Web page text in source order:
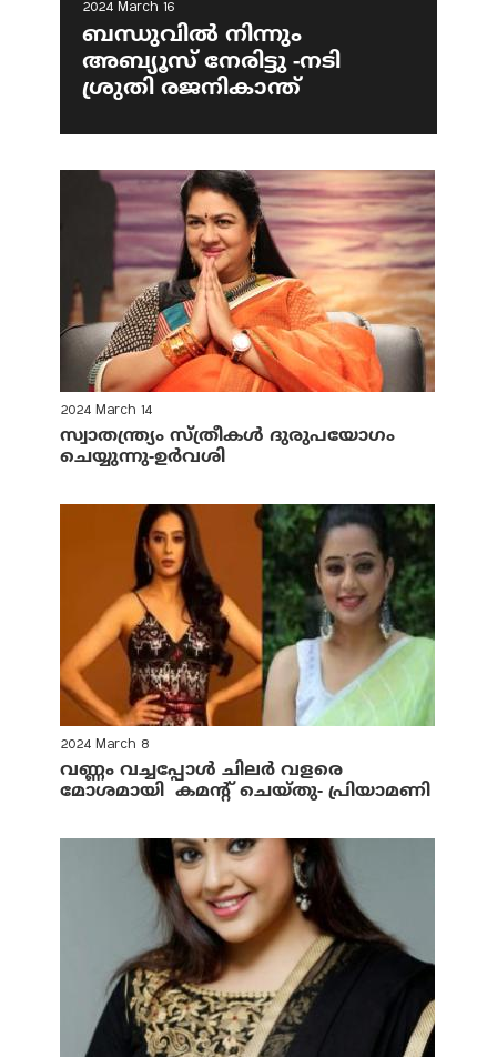
2024 March 16
ബന്ധുവില്‍ നിന്നും
അബ്യൂസ് നേരിട്ടു -നടി
ശ്രുതി രജനികാന്ത്
2024 March 14
സ്വാതന്ത്ര്യം സ്ത്രീകള്‍ ദുരുപയോഗം
ചെയ്യുന്നു-ഉര്‍വശി
2024 March 8
വണ്ണം വച്ചപ്പോള്‍ ചിലര്‍ വളരെ
മോശമായി കമന്റ് ചെയ്തു- പ്രിയാമണി